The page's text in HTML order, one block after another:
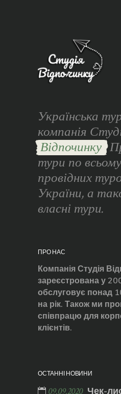
Українська
компанія
Відпочинку
тури по
провідних
України, а
власні тури.
ПРО НАС
Компанія Студія
зареєстрована у
обслуговує понад
на рік. Також ми
співпрацю для
клієнтів.
ОСТАННІ НОВИНИ
09.09.2020 Чек-